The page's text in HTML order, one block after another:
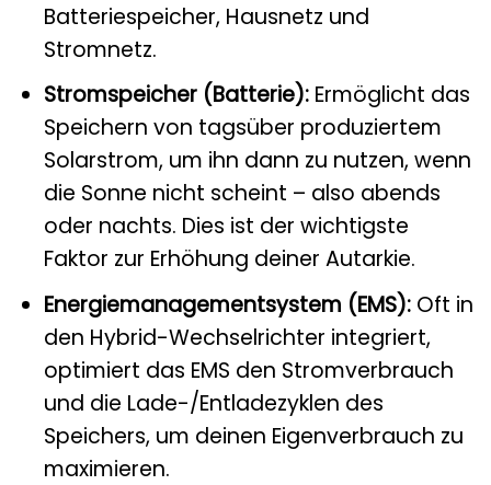
Batteriespeicher, Hausnetz und
Stromnetz.
Stromspeicher (Batterie):Ermöglicht das
Speichern von tagsüber produziertem
Solarstrom, um ihn dann zu nutzen, wenn
die Sonne nicht scheint – also abends
oder nachts. Dies ist der wichtigste
Faktor zur Erhöhung deiner Autarkie.
Energiemanagementsystem (EMS):Oft in
den Hybrid-Wechselrichter integriert,
optimiert das EMS den Stromverbrauch
und die Lade-/Entladezyklen des
Speichers, um deinen Eigenverbrauch zu
maximieren.